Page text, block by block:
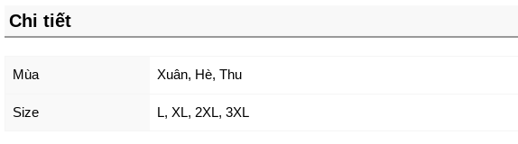
Chi tiết
Mùa Xuân, Hè, Thu
Size L, XL, 2XL, 3XL